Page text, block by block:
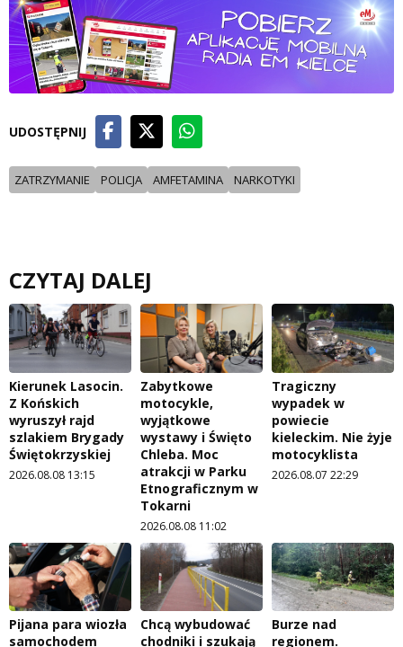
UDOSTĘPNIJ
ZATRZYMANIE POLICJA AMFETAMINA NARKOTYKI
CZYTAJ DALEJ
Kierunek Lasocin.
Z Końskich
wyruszył rajd
szlakiem Brygady
Świętokrzyskiej
2026.08.08 13:15
Zabytkowe
motocykle,
wyjątkowe
wystawy i Święto
Chleba. Moc
atrakcji w Parku
Etnograficznym w
Tokarni
2026.08.08 11:02
Tragiczny
wypadek w
powiecie
kieleckim. Nie żyje
motocyklista
2026.08.07 22:29
Pijana para wiozła
samochodem
Chcą wybudować
chodniki i szukają
Burze nad
regionem.